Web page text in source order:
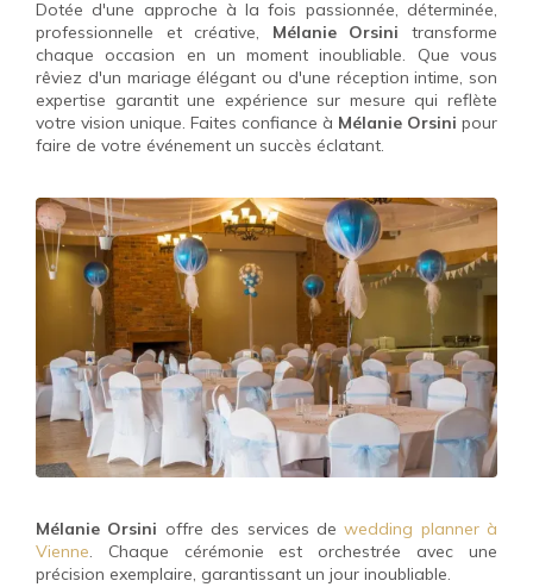
Dotée d'une approche à la fois passionnée, déterminée,
professionnelle et créative, Mélanie Orsini transforme
chaque occasion en un moment inoubliable. Que vous
rêviez d'un mariage élégant ou d'une réception intime, son
expertise garantit une expérience sur mesure qui reflète
votre vision unique. Faites confiance à Mélanie Orsini pour
faire de votre événement un succès éclatant.
Mélanie Orsini offre des services dewedding planner à
Vienne. Chaque cérémonie est orchestrée avec une
précision exemplaire, garantissant un jour inoubliable.